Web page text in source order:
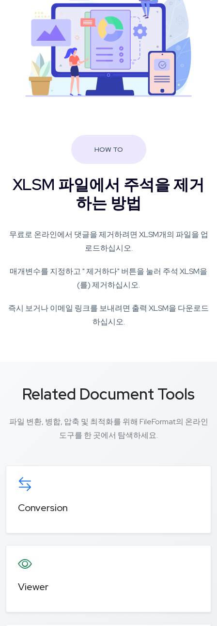
HOW TO
XLSM 파일에서 주석을 제거
하는 방법
무료로 온라인에서 댓글을 제거하려면 XLSM개의 파일을 업
로드하십시오.
매개변수를 지정하고 " 제거하다" 버튼을 눌러 주석 XLSM을
(를) 제거하십시오.
즉시 보거나 이메일 링크를 보내려면 출력 XLSM을 다운로드
하십시오.
Related Document Tools
파일 변환, 병합, 압축 및 최적화를 위해 FileFormat의 온라인
도구를 한 곳에서 탐색하세요.
Conversion
Viewer